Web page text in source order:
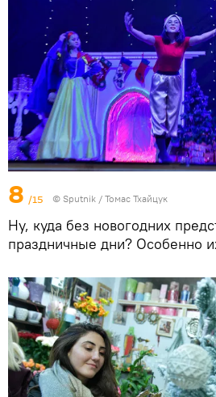
8 /15 © Sputnik / Томас Тхайцук
Ну, куда без новогодних
праздничные дни? Особенно